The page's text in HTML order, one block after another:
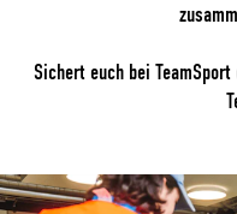
Sichert euch bei